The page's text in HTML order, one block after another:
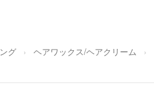
グ ヘアワックス/ヘアクリーム